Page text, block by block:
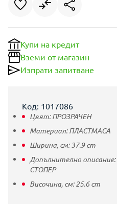
Купи на кредит
Вземи от магазин
Изпрати запитване
Код: 1017086
Цвят:ПРОЗРАЧЕН
Материал:ПЛАСТМАСА
Ширина, см:37.9cm
Допълнително описание:
СТОПЕР
Височина, см:25.6cm